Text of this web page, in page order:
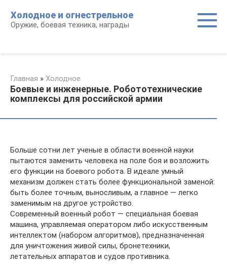
контенту
Холодное и огнестрельное
Оружие, боевая техника, награды
Главная » Холодное
Боевые и инженерные. Робототехнические
комплексы для российской армии
Больше сотни лет ученые в области военной науки
пытаются заменить человека на поле боя и возложить
его функции на боевого робота. В идеале умный
механизм должен стать более функциональной заменой:
быть более точным, выносливым, а главное — легко
заменимым на другое устройство.
Современный военный робот — специальная боевая
машина, управляемая оператором либо искусственным
интеллектом (набором алгоритмов), предназначенная
для уничтожения живой силы, бронетехники,
летательных аппаратов и судов противника.